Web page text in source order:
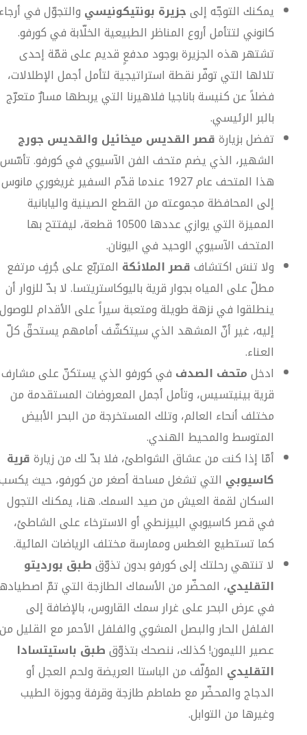
يمكنك التوجّه إلىجزيرة بونتيكونيسي والتجوّل في
كانوني لتتأمل أروع المناظر الطبيعية الخلّابة في كورفو.
تشتهر هذه الجزيرة بوجود مدفعٍ قديم على قمّة إحدى
تلالها التي توفّر نقطة استراتيجية لتأمل أجمل الإطلالات،
فضلاً عن كنيسة باناجيا فلاهيرنا التي يربطها مسارٌ متعرّج
بالبر الرئيسي.
تفضل بزيارةقصر القديس ميخائيل والقديس جورج
الشهير، الذي يضم متحف الفن الآسيوي في كورفو. تأسّس
هذا المتحف عام 1927 عندما قدّم السفير غريغوري مانوس
إلى المحافظة مجموعته من القطع الصينية واليابانية
المميزة التي يوازي عددها 10500 قطعة، ليفتتح بها
المتحف الآسيوي الوحيد في اليونان.
ولا تنسَ اكتشافقصر الملائكة المتربّع على جُرفٍ مرتفع
مطلّ على المياه بجوار قرية باليوكاستريتسا. لا بدّ للزوار أن
ينطلقوا في نزهة طويلة ومتعبة سيراً على الأقدام للوصول
إليه، غير أنّ المشهد الذي سيتكشّف أمامهم يستحقّ كلّ
العناء.
ادخلمتحف الصدف في كورفو الذي يستكنّ على مشارف
قرية بينيتسيس، وتأمل أجمل المعروضات المستقدمة من
مختلف أنحاء العالم، وتلك المستخرجة من البحر الأبيض
المتوسط والمحيط الهندي.
أمّا إذا كنت من عشاق الشواطئ، فلا بدّ لك من زيارةقرية
كاسيوبي التي تشغل مساحة أصغر من كورفو، حيث
السكان لقمة العيش من صيد السمك. هنا، يمكنك التجول
في قصر كاسيوبي البيزنطي أو الاسترخاء على الشاطئ،
كما تستطيع الغطس وممارسة مختلف الرياضات المائية.
لا تنتهي رحلتك إلى كورفو بدون تذوّقطبق بورديتو
التقليدي، المحضّر من الأسماك الطازجة التي تمّ
في عرض البحر على غرار سمك القاروس، بالإضافة إلى
الفلفل الحار والبصل المشوي والفلفل الأحمر مع القليل من
عصير الليمون! كذلك، ننصحك بتذوّقطبق باستيتسادا
التقليدي المؤلّف من الباستا العريضة ولحم العجل أو
الدجاج والمحضّر مع طماطم طازجة وقرفة وجوزة الطيب
وغيرها من التوابل.